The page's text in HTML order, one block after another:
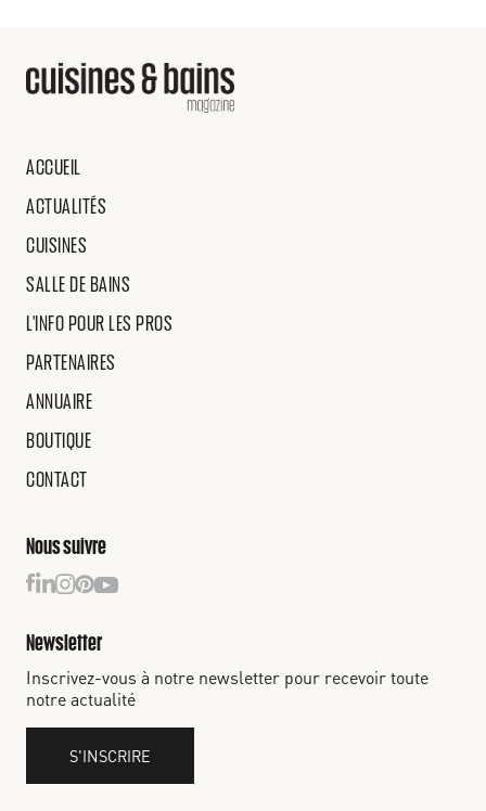
ACCUEIL
ACTUALITÉS
CUISINES
SALLE DE BAINS
L'INFO POUR LES PROS
PARTENAIRES
ANNUAIRE
BOUTIQUE
CONTACT
Nous suivre
Newsletter
Inscrivez-vous à notre newsletter pour recevoir toute
notre actualité
S'INSCRIRE